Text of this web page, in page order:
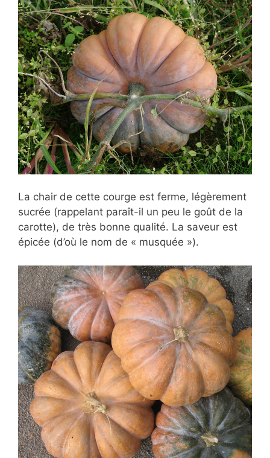
La chair de cette courge est ferme, légèrement
sucrée (rappelant paraît-il un peu le goût de la
carotte), de très bonne qualité. La saveur est
épicée (d’où le nom de « musquée »).